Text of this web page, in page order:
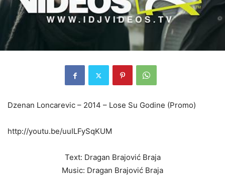
Dzenan Loncarevic – 2014 – Lose Su Godine (Promo)
http://youtu.be/uuILFySqKUM
Text: Dragan Brajović Braja
Music: Dragan Brajović Braja